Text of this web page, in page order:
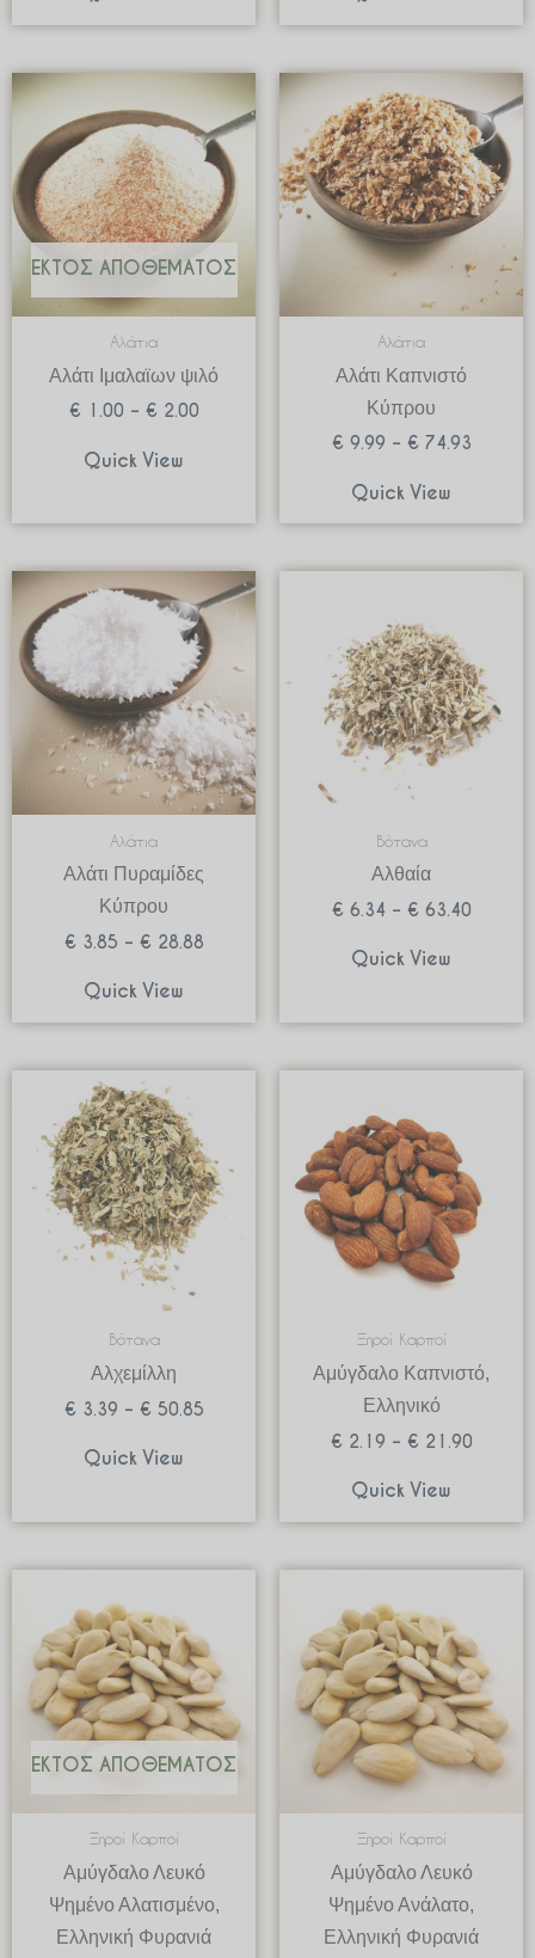
ΕΚΤΌΣ ΑΠΟΘΈΜΑΤΟΣ
Αλάτια
Αλάτι Ιμαλαϊων ψιλό
€ 1.00 – € 2.00
range:
€ 1.00
through
€ 2.00
Quick View
Αλάτια
Αλάτι Καπνιστό
Κύπρου
€ 9.99 – € 74.93
range:
€ 9.99
through
€ 74.93
Quick View
Αλάτια
Αλάτι Πυραμίδες
Κύπρου
€ 3.85 – € 28.88
Price
range:
€ 3.85
through
€ 28.88
Quick View
Βότανα
Αλθαία
€ 6.34 – € 63.40
€ 63.40
Quick View
Βότανα
Αλχεμίλλη
€ 3.39 – € 50.85
through
€ 50.85
Quick View
Ξηροί Καρποί
Αμύγδαλο Καπνιστό,
Ελληνικό
€ 2.19 – € 21.90
Quick View
ΕΚΤΌΣ ΑΠΟΘΈΜΑΤΟΣ
Ξηροί Καρποί
Αμύγδαλο Λευκό
Ψημένο Αλατισμένο,
Ελληνική Φυρανιά
through
€ 23.80
Ξηροί Καρποί
Αμύγδαλο Λευκό
Ψημένο Ανάλατο,
Ελληνική Φυρανιά
through
€ 29.90